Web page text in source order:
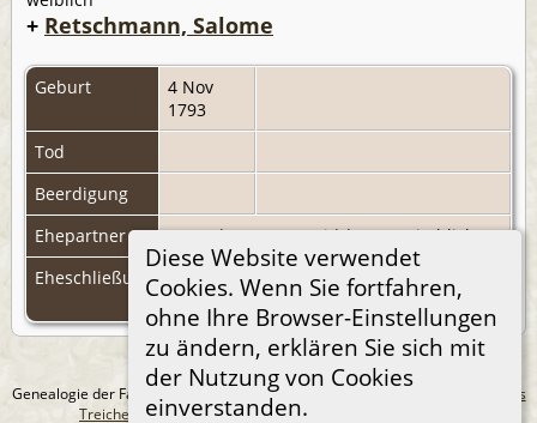
Diese Website verwendet
Cookies. Wenn Sie fortfahren,
ohne Ihre Browser-Einstellungen
zu ändern, erklären Sie sich mit
der Nutzung von Cookies
einverstanden.
+ Retschmann, Salome
Geburt
4 Nov
1793
Tod
Beerdigung
Ehepartner
Guggolz, Georg David|F989(Kirchlich)
Eheschließung
26 Jun
1816
Sulzfeld, Landkreis Sinsheim,
Baden
Genealogie der Familie Treichel aus Berlin. - erstellt und betreut von
Andreas
Treichel
Copyright © 2014-2026 Alle Rechte vorbehalten.